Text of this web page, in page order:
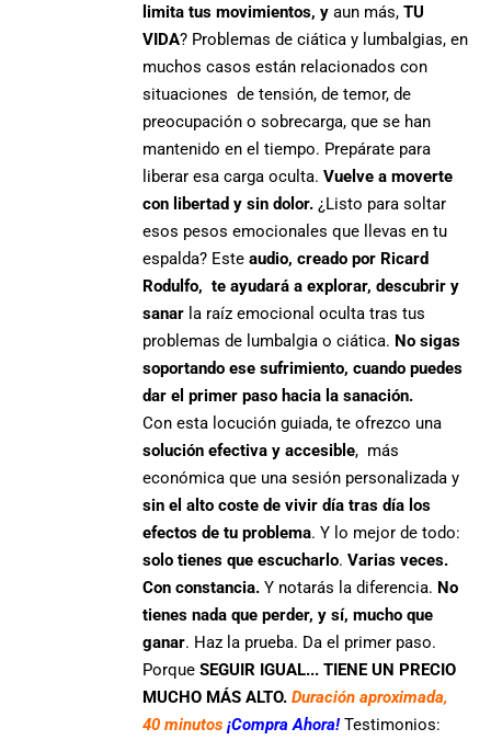
limita tus movimientos, y aun más,TU
VIDA? Problemas de ciática y lumbalgias, en
muchos casos están relacionados con
situaciones de tensión, de temor, de
preocupación o sobrecarga, que se han
mantenido en el tiempo. Prepárate para
liberar esa carga oculta.Vuelve a moverte
con libertad y sin dolor. ¿Listo para soltar
esos pesos emocionales que llevas en tu
espalda? Esteaudio, creado por Ricard
Rodulfo, te ayudará a explorar, descubrir y
sanar la raíz emocional oculta tras tus
problemas de lumbalgia o ciática. No sigas
soportando ese sufrimiento, cuando puedes
dar el primer paso hacia la sanación.
Con esta locución guiada, te ofrezco una
solución efectiva y accesible, más
económica que una sesión personalizada y
sin el alto coste de vivir día tras día los
efectos de tu problema. Y lo mejor de todo:
solo tienes que escucharlo.Varias veces.
Con constancia.Y notarás la diferencia. No
tienes nada que perder, y sí, mucho que
ganar. Haz la prueba. Da el primer paso.
PorqueSEGUIR IGUAL... TIENE UN PRECIO
MUCHO MÁS ALTO. Duración aproximada,
40 minutos ¡Compra Ahora!Testimonios: